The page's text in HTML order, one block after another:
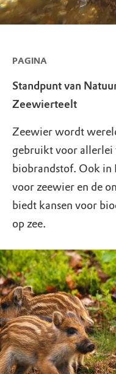
PAGINA
Standpunt van
Zeewierteelt
Zeewier wordt
gebruikt voor allerlei
biobrandstof. Ook in
voor zeewier en de
biedt kansen voor
op zee.